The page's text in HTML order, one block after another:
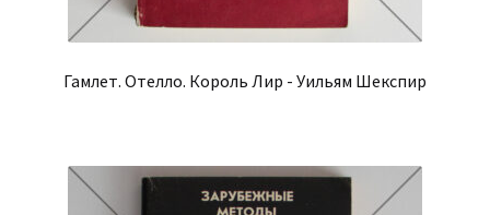
Гамлет. Отелло. Король Лир - Уильям Шекспир